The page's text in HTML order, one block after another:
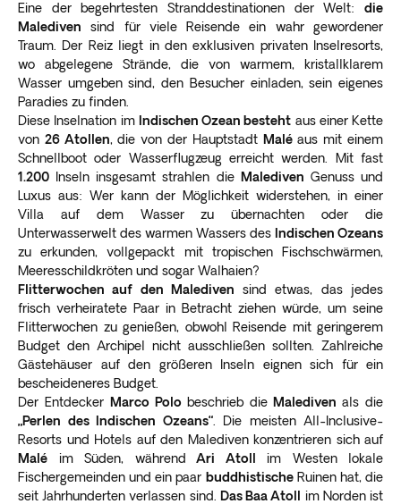
Eine der begehrtesten Stranddestinationen der Welt: die
Malediven sind für viele Reisende ein wahr gewordener
Traum. Der Reiz liegt in den exklusiven privaten Inselresorts,
wo abgelegene Strände, die von warmem, kristallklarem
Wasser umgeben sind, den Besucher einladen, sein eigenes
Paradies zu finden.
Diese Inselnation im Indischen Ozean besteht aus einer Kette
von 26 Atollen, die von der Hauptstadt Maléaus mit einem
Schnellboot oder Wasserflugzeug erreicht werden. Mit fast
1.200 Inseln insgesamt strahlen die Malediven Genuss und
Luxus aus: Wer kann der Möglichkeit widerstehen, in einer
Villa auf dem Wasser zu übernachten oder die
Unterwasserwelt des warmen Wassers des Indischen Ozeans
zu erkunden, vollgepackt mit tropischen Fischschwärmen,
Meeresschildkröten und sogar Walhaien?
Flitterwochen auf den Malediven sind etwas, das jedes
frisch verheiratete Paar in Betracht ziehen würde, um seine
Flitterwochen zu genießen, obwohl Reisende mit geringerem
Budget den Archipel nicht ausschließen sollten. Zahlreiche
Gästehäuser auf den größeren Inseln eignen sich für ein
bescheideneres Budget.
Der Entdecker Marco Polo beschrieb die Malediven als die
„Perlen des Indischen Ozeans“. Die meisten All-Inclusive-
Resorts und Hotels auf den Malediven konzentrieren sich auf
Malé im Süden, während Ari Atoll
im Westen lokale
Fischergemeinden und ein paar buddhistischeRuinen hat, die
seit Jahrhunderten verlassen sind.
Das Baa Atoll
im Norden ist